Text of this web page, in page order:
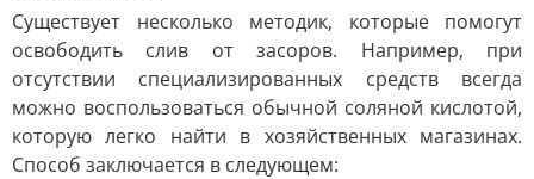
Существует несколько методик, которые помогут
освободить слив от засоров. Например, при
отсутствии специализированных средств всегда
можно воспользоваться обычной соляной кислотой,
которую легко найти в хозяйственных магазинах.
Способ заключается в следующем: